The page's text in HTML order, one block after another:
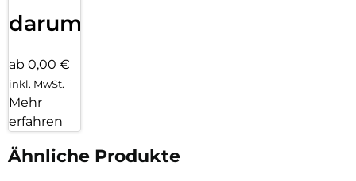
darum!
ab 0,00 €
inkl. MwSt.
Mehr
erfahren
Ähnliche Produkte